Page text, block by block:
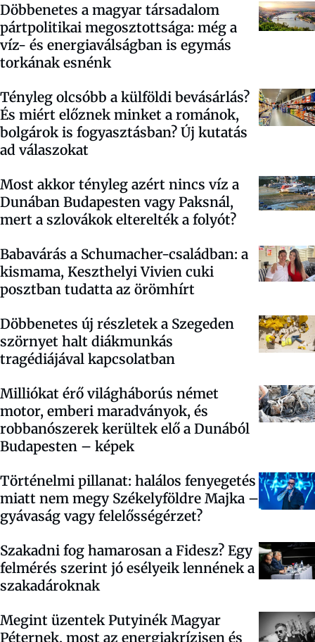
Döbbenetes a magyar társadalom
pártpolitikai megosztottsága: még a
víz- és energiaválságban is egymás
torkának esnénk
Tényleg olcsóbb a külföldi bevásárlás?
És miért előznek minket a románok,
bolgárok is fogyasztásban? Új kutatás
ad válaszokat
Most akkor tényleg azért nincs víz a
Dunában Budapesten vagy Paksnál,
mert a szlovákok elterelték a folyót?
Babavárás a Schumacher-családban: a
kismama, Keszthelyi Vivien cuki
posztban tudatta az örömhírt
Döbbenetes új részletek a Szegeden
szörnyet halt diákmunkás
tragédiájával kapcsolatban
Milliókat érő világháborús német
motor, emberi maradványok, és
robbanószerek kerültek elő a Dunából
Budapesten – képek
Történelmi pillanat: halálos fenyegetés
miatt nem megy Székelyföldre Majka –
gyávaság vagy felelősségérzet?
Szakadni fog hamarosan a Fidesz? Egy
felmérés szerint jó esélyeik lennének a
szakadároknak
Megint üzentek Putyinék Magyar
Péternek, most az energiakrízisen és